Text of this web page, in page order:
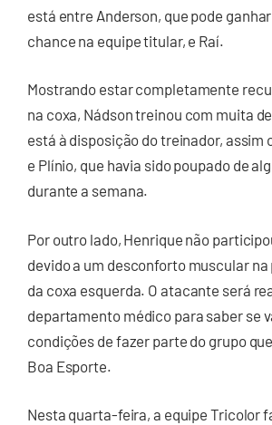
está entre Anderson, que pode
chance na equipe titular, e Raí.
Mostrando estar completamente
na coxa, Nádson treinou com muita
está à disposição do treinador, assim
e Plínio, que havia sido poupado de
durante a semana.
Por outro lado, Henrique não
devido a um desconforto muscular
da coxa esquerda. O atacante será
departamento médico para saber se
condições de fazer parte do grupo
Boa Esporte.
Nesta quarta-feira, a equipe Tricolor